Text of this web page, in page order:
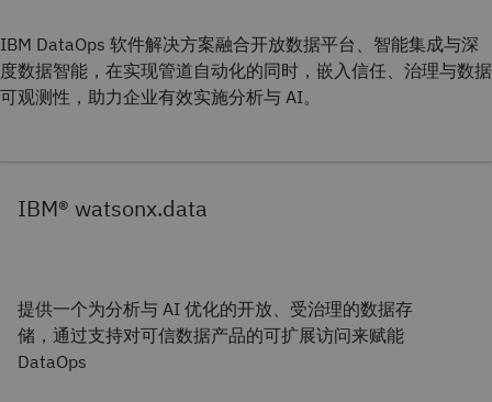
IBM DataOps 软件解决方案融合开放数据平台、智能集成与深
度数据智能，在实现管道自动化的同时，嵌入信任、治理与数据
可观测性，助力企业有效实施分析与 AI。
IBM® watsonx.data
提供一个为分析与 AI 优化的开放、受治理的数据存
储，通过支持对可信数据产品的可扩展访问来赋能
DataOps